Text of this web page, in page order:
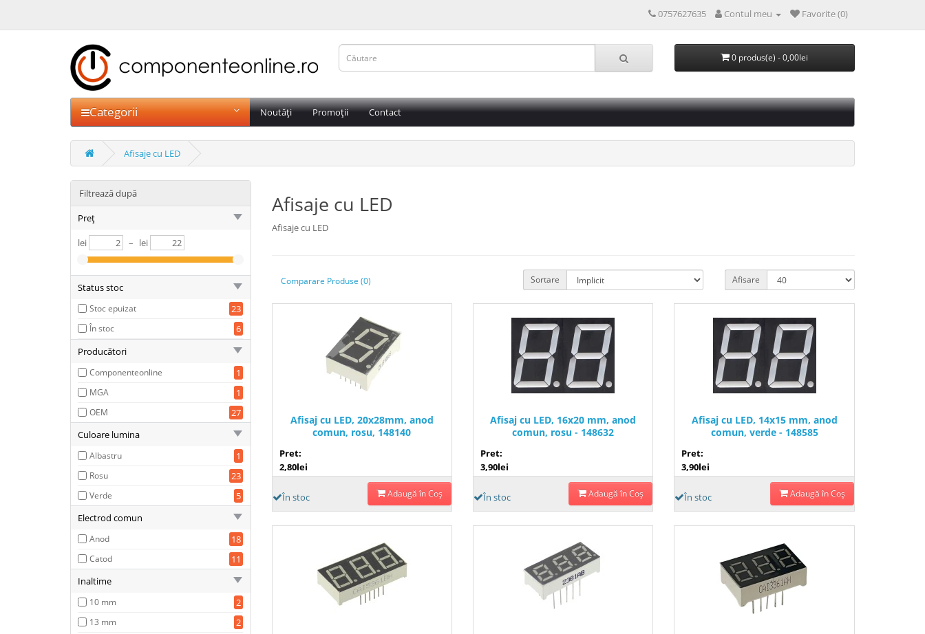
0757627635 Contul meu Favorite (0)
0 produs(e) - 0,00lei
Categorii Noutăți Promoții Contact
Afisaje cu LED
Filtrează după
Preț
lei
– lei
Status stoc
Stoc epuizat 23
În stoc
6
Producători
Componenteonline 1
MGA 1
OEM
27
Culoare lumina
Albastru 1
Rosu 23
Verde
5
Electrod comun
Anod 18
Catod
11
Inaltime
10 mm 2
13 mm 2
Afisaje cu LED
Afisaje cu LED
Comparare Produse (0) Sortare Afisare
Afisaj cu LED, 20x28mm, anod
comun, rosu, 148140
Pret:
2,80lei
În stoc Adaugă în Coş
Afisaj cu LED, 16x20 mm, anod
comun, rosu - 148632
Pret:
3,90lei
În stoc Adaugă în Coş
Afisaj cu LED, 14x15 mm, anod
comun, verde - 148585
Pret:
3,90lei
În stoc Adaugă în Coş